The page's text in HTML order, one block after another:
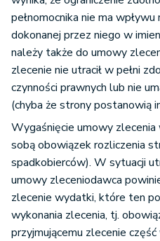
pełnomocnika nie ma
dokonanej przez niego w
należy także do umowy
zlecenie nie utracił w pełni
czynności prawnych lub nie
(chyba że strony postanowią
Wygaśnięcie umowy
sobą obowiązek rozliczenia
spadkobierców). W sytuacji
umowy zleceniodawca
zlecenie wydatki, które ten
wykonania zlecenia, tj.
przyjmującemu zlecenie